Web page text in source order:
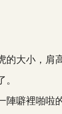
大小，肩
噼裡啪啦的